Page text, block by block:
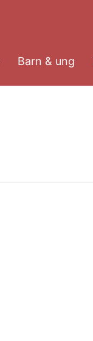
Barn & ung